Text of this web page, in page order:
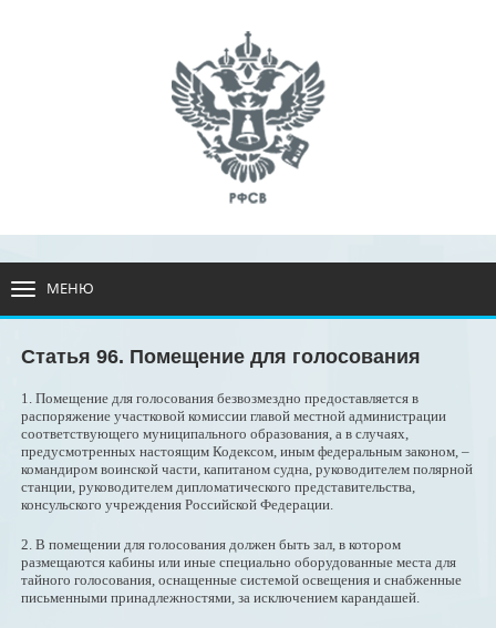
МЕНЮ
Статья 96. Помещение для голосования
1. Помещение для голосования безвозмездно предоставляется в
распоряжение участковой комиссии главой местной администрации
соответствующего муниципального образования, а в случаях,
предусмотренных настоящим Кодексом, иным федеральным законом, –
командиром воинской части, капитаном судна, руководителем полярной
станции, руководителем дипломатического представительства,
консульского учреждения Российской Федерации.
2. В помещении для голосования должен быть зал, в котором
размещаются кабины или иные специально оборудованные места для
тайного голосования, оснащенные системой освещения и снабженные
письменными принадлежностями, за исключением карандашей.